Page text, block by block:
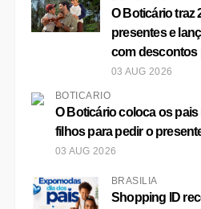
O Boticário traz
presentes e
com
03 AUG 2026
BOTICÁRIO
O Boticário coloca os pais
filhos para pedir o
03 AUG 2026
BRASÍLIA
Shopping ID